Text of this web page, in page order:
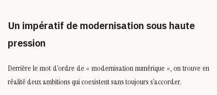
Un impératif de modernisation sous haute
pression
Derrière le mot d’ordre de « modernisation numérique », on trouve en
réalité deux ambitions qui coexistent sans toujours s’accorder.